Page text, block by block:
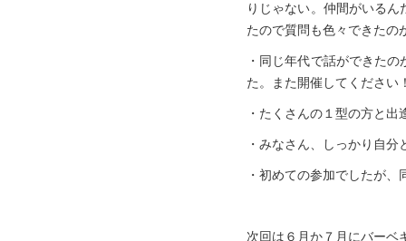
りじゃない。仲間がいる
たので質問も色々できたの
・同じ年代で話ができた
た。また開催してください
・たくさんの１型の方と
・みなさん、しっかり自
・初めての参加でしたが
次回は６月か７月にバーベ